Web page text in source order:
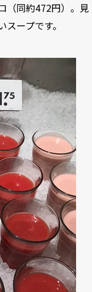
（同約472円）。見
ープです。